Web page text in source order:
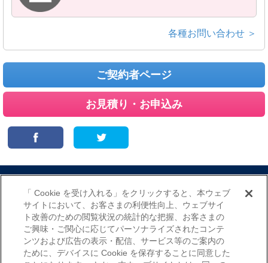
各種お問い合わせ ＞
ご契約者ページ
お見積り・お申込み
プライバシーポリシー
（個人情報のお取扱いについて）
「 Cookie を受け入れる」をクリックすると、本ウェブ
サイトにおいて、お客さまの利便性向上、ウェブサイ
ト改善のための閲覧状況の統計的な把握、お客さまの
ご興味・ご関心に応じてパーソナライズされたコンテ
ンツおよび広告の表示・配信、サービス等のご案内の
ために、デバイスに Cookie を保存することに同意した